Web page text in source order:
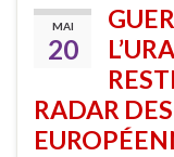
MAI
20
RADAR